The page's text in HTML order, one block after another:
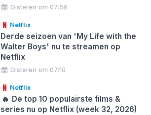
Gisteren om 07:58
Netflix
Derde seizoen van 'My Life with the
Walter Boys' nu te streamen op
Netflix
Gisteren om 07:10
Netflix
🔥 De top 10 populairste films &
series nu op Netflix (week 32, 2026)